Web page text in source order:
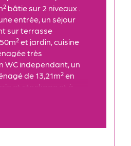
bâtie sur 2 niveaux .
entrée, un séjour
sur terrasse
et jardin, cuisine
très
WC independant, un
de 13,21m² en
et stockage et à
une salle d'eau
pouvant être